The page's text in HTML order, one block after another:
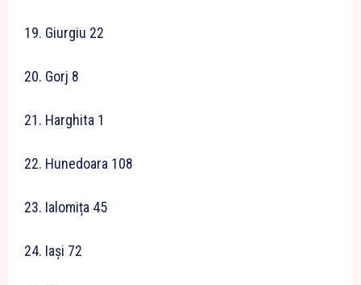
19. Giurgiu 22
20. Gorj 8
21. Harghita 1
22. Hunedoara 108
23. Ialomița 45
24. Iași 72